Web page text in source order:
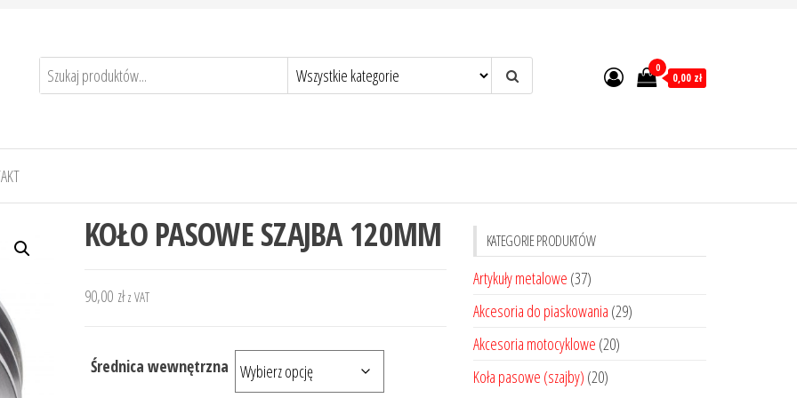
0
0,00 zł
KOŁO PASOWE SZAJBA 120MM
90,00 zł z VAT
Średnica wewnętrzna
KATEGORIE PRODUKTÓW
Artykuły metalowe (37)
Akcesoria do piaskowania (29)
Akcesoria motocyklowe (20)
Koła pasowe (szajby) (20)